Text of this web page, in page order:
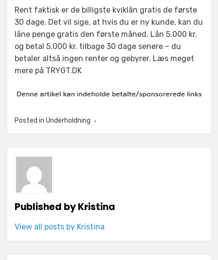
Rent faktisk er de billigste kviklån gratis de første
30 dage. Det vil sige, at hvis du er ny kunde, kan du
låne penge gratis den første måned. Lån 5.000 kr.
og betal 5.000 kr. tilbage 30 dage senere – du
betaler altså ingen renter og gebyrer. Læs meget
mere på TRYGT.DK
Posted in Underholdning
Published byKristina
View all posts by Kristina